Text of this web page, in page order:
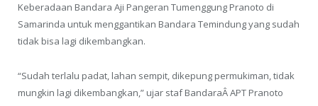
Keberadaan Bandara Aji Pangeran Tumenggung Pranoto di
Samarinda untuk menggantikan Bandara Temindung yang sudah
tidak bisa lagi dikembangkan.
“Sudah terlalu padat, lahan sempit, dikepung permukiman, tidak
mungkin lagi dikembangkan,” ujar staf BandaraÂ APT Pranoto